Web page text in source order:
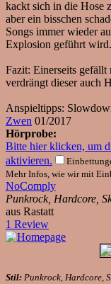
kackt sich in die Hose
aber ein bisschen
Songs immer wieder
Explosion geführt wird.
Fazit: Einerseits gefällt
verdrängt dieser auch
Anspieltipps:
Zwen 01/2017
Hörprobe:
Bitte hier klicken, um
aktivieren.
Mehr Infos, wie wir mit
NoComply
Punkrock, Hardcore,
aus Rastatt
1 Review
Stil: Punkrock, Hardcore,